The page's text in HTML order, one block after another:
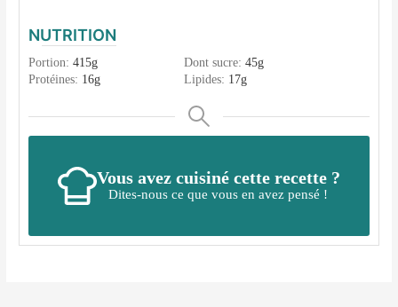
NUTRITION
Portion:415g Dont sucre:45g
Protéines: 16g Lipides: 17g
Vous avez cuisiné cette recette ?
Dites-nous ce que vous en avez pensé !